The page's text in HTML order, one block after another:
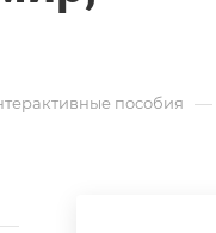
пособия —